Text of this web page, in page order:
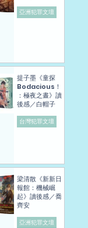
亞洲犯罪文壇
提子墨《童探
Bodacious！
：極夜之晝》讀
後感／白帽子
台灣犯罪文壇
梁清散《新新日
報館：機械崛
起》讀後感／喬
齊安
亞洲犯罪文壇